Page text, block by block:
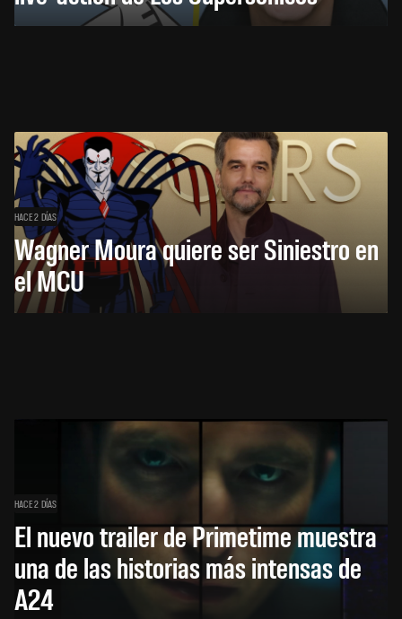
HACE 2 DÍAS
Wagner Moura quiere ser Siniestro en
el MCU
HACE 2 DÍAS
El nuevo trailer de Primetime muestra
una de las historias más intensas de
A24